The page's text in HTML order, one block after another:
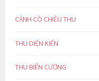
CÁNH CÒ CHIỀU THU
THU DIỆN KIẾN
THU BIÊN CƯƠNG